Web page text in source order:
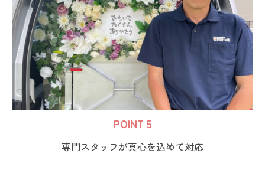
POINT 5
専門スタッフが真心を込めて対応